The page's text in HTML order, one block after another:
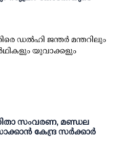
ഡല്‍ഹി ജന്തര്‍ മന്തറിലും
യുവാക്കളും
സംവരണ, മണ്ഡല
കേന്ദ്ര സര്‍ക്കാര്‍